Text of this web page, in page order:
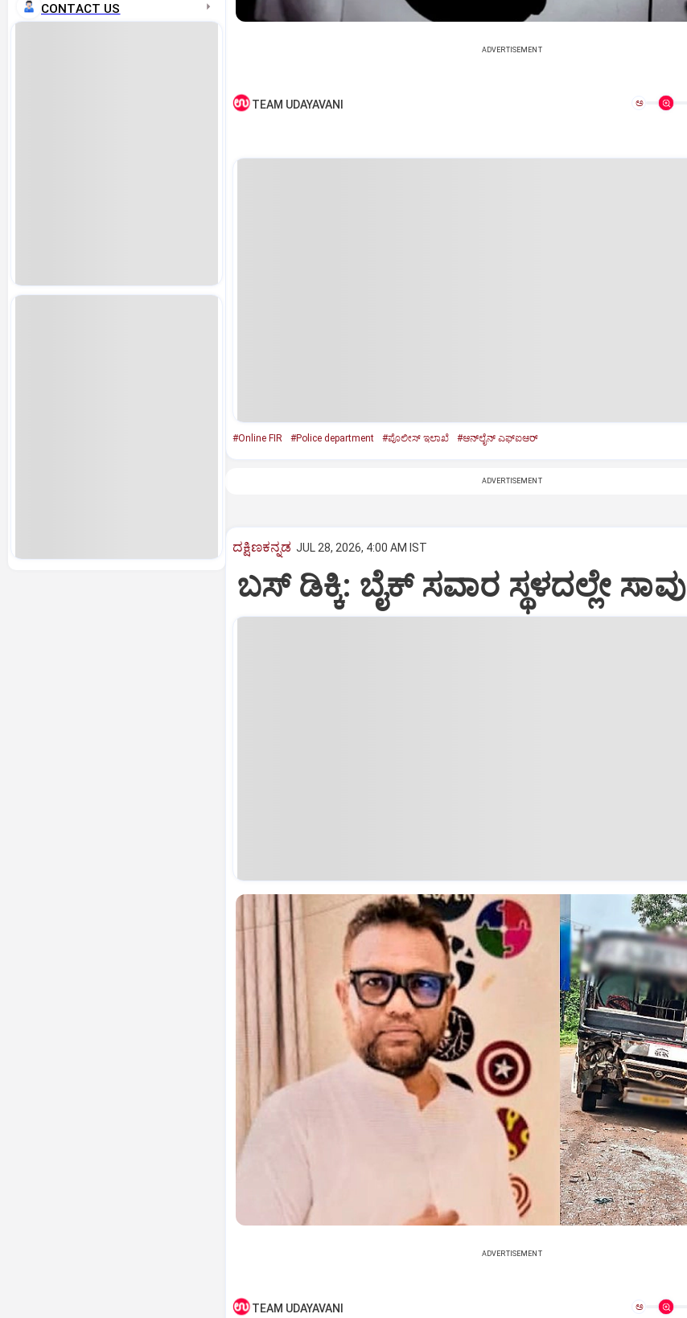
CONTACT US
ADVERTISEMENT
TEAM UDAYAVANI ಅ
#Online FIR #Police department #ಪೊಲೀಸ್‌ ಇಲಾಖೆ #ಆನ್‌ಲೈನ್‌ ಎಫ್ಐಆರ್‌
ADVERTISEMENT
ದಕ್ಷಿಣಕನ್ನಡ JUL 28, 2026, 4:00 AM IST
ಬಸ್‌ ಡಿಕ್ಕಿ: ಬೈಕ್‌ ಸವಾರ ಸ್ಥಳದಲ್ಲೇ ಸಾವು
ADVERTISEMENT
TEAM UDAYAVANI ಅ